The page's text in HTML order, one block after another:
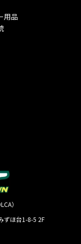
用品
）
ずほ台1-8-5 2F